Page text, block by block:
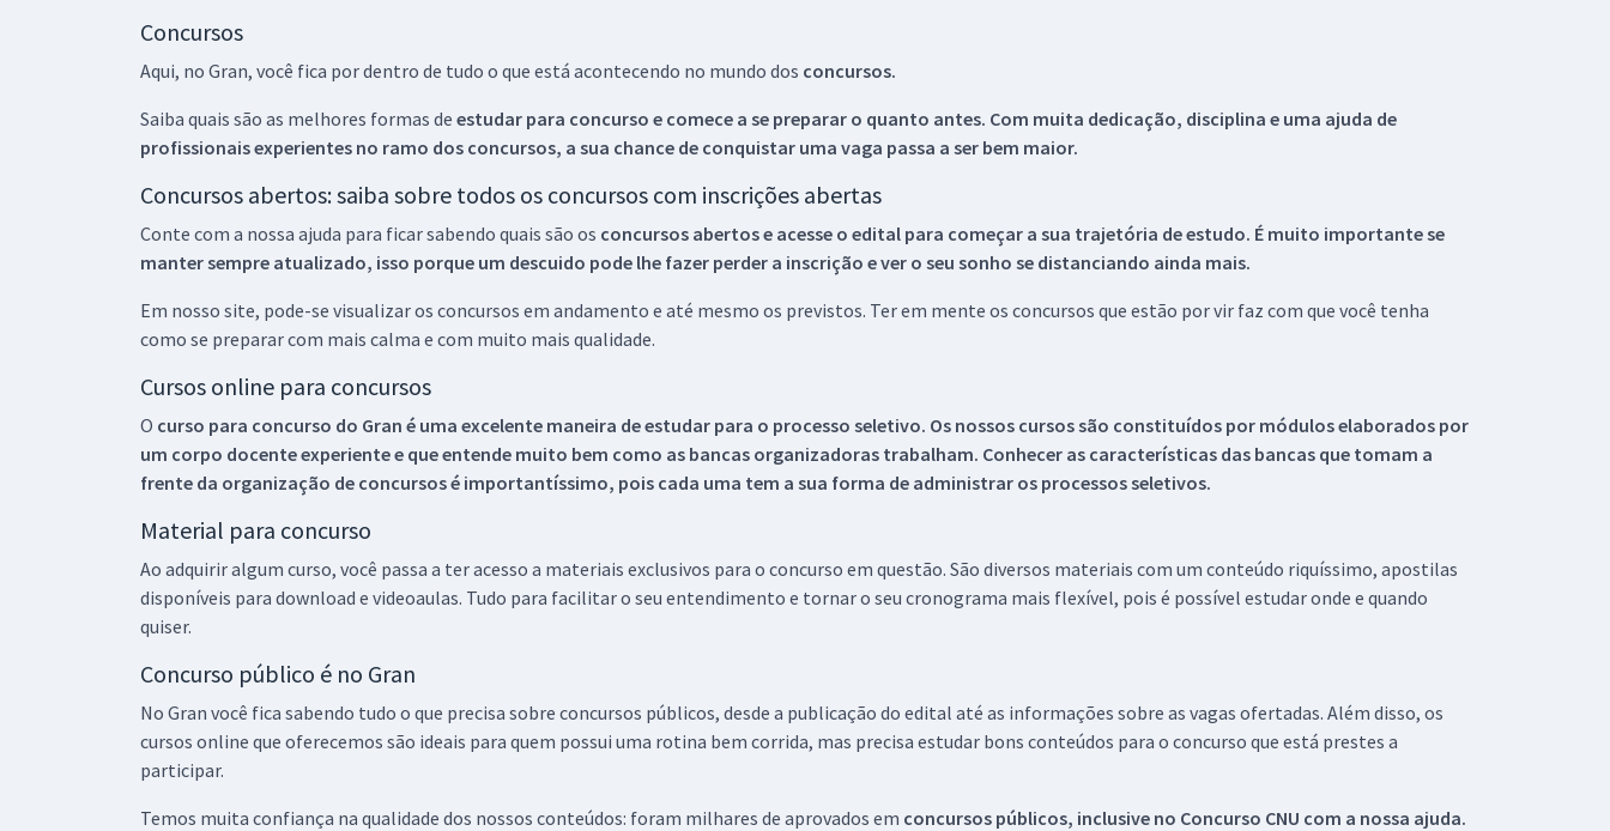
Concursos
Aqui, no Gran, você fica por dentro de tudo o que está acontecendo no mundo dos concursos.
Saiba quais são as melhores formas de estudar para concurso e comece a se preparar o quanto antes. Com muita dedicação, disciplina e uma ajuda de
profissionais experientes no ramo dos concursos, a sua chance de conquistar uma vaga passa a ser bem maior.
Concursos abertos: saiba sobre todos os concursos com inscrições abertas
Conte com a nossa ajuda para ficar sabendo quais são os concursos abertos e acesse o edital para começar a sua trajetória de estudo. É muito importante se
manter sempre atualizado, isso porque um descuido pode lhe fazer perder a inscrição e ver o seu sonho se distanciando ainda mais.
Em nosso site, pode-se visualizar os concursos em andamento e até mesmo os previstos. Ter em mente os concursos que estão por vir faz com que você tenha
como se preparar com mais calma e com muito mais qualidade.
Cursos online para concursos
O curso para concurso do Gran é uma excelente maneira de estudar para o processo seletivo. Os nossos cursos são constituídos por módulos elaborados por
um corpo docente experiente e que entende muito bem como as bancas organizadoras trabalham. Conhecer as características das bancas que tomam a
frente da organização de concursos é importantíssimo, pois cada uma tem a sua forma de administrar os processos seletivos.
Material para concurso
Ao adquirir algum curso, você passa a ter acesso a materiais exclusivos para o concurso em questão. São diversos materiais com um conteúdo riquíssimo, apostilas
disponíveis para download e videoaulas. Tudo para facilitar o seu entendimento e tornar o seu cronograma mais flexível, pois é possível estudar onde e quando
quiser.
Concurso público é no Gran
No Gran você fica sabendo tudo o que precisa sobre concursos públicos, desde a publicação do edital até as informações sobre as vagas ofertadas. Além disso, os
cursos online que oferecemos são ideais para quem possui uma rotina bem corrida, mas precisa estudar bons conteúdos para o concurso que está prestes a
participar.
Temos muita confiança na qualidade dos nossos conteúdos: foram milhares de aprovados em concursos públicos, inclusive no Concurso CNU com a nossa ajuda.